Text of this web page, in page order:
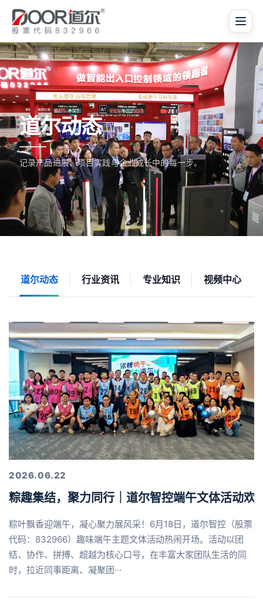
道尔动态
记录产品进展、项目实践与企业成长中的每一步。
道尔动态 行业资讯 专业知识 视频中心
2026.06.22
粽趣集结，聚力同行｜道尔智控端午文体活动欢
粽叶飘香迎端午，凝心聚力展风采！6月18日，道尔智控（股票
代码：832966）趣味端午主题文体活动热闹开场。活动以团
结、协作、拼搏、超越为核心口号，在丰富大家团队生活的同
时，拉近同事距离、凝聚团···